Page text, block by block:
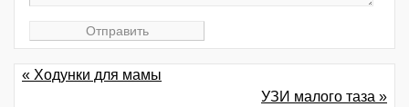
« Ходунки для мамы
УЗИ малого таза »